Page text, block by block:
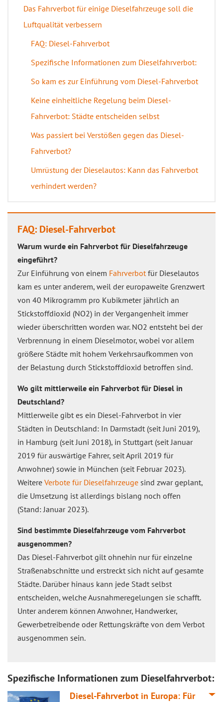
Das Fahrverbot für einige Dieselfahrzeuge soll die
Luftqualität verbessern
FAQ: Diesel-Fahrverbot
Spezifische Informationen zum Dieselfahrverbot:
So kam es zur Einführung vom Diesel-Fahrverbot
Keine einheitliche Regelung beim Diesel-
Fahrverbot: Städte entscheiden selbst
Was passiert bei Verstößen gegen das Diesel-
Fahrverbot?
Umrüstung der Dieselautos: Kann das Fahrverbot
verhindert werden?
FAQ: Diesel-Fahrverbot
Warum wurde ein Fahrverbot für Dieselfahrzeuge
eingeführt?
Zur Einführung von einem Fahrverbotfür Dieselautos
kam es unter anderem, weil der europaweite Grenzwert
von 40 Mikrogramm pro Kubikmeter jährlich an
Stickstoffdioxid (NO2) in der Vergangenheit immer
wieder überschritten worden war. NO2 entsteht bei der
Verbrennung in einem Dieselmotor, wobei vor allem
größere Städte mit hohem Verkehrsaufkommen von
der Belastung durch Stickstoffdioxid betroffen sind.
Wo gilt mittlerweile ein Fahrverbot für Diesel in
Deutschland?
Mittlerweile gibt es ein Diesel-Fahrverbot in vier
Städten in Deutschland: In Darmstadt (seit Juni 2019),
in Hamburg (seit Juni 2018), in Stuttgart (seit Januar
2019 für auswärtige Fahrer, seit April 2019 für
Anwohner) sowie in München (seit Februar 2023).
Weitere Verbote für Dieselfahrzeuge sind zwar geplant,
die Umsetzung ist allerdings bislang noch offen
(Stand: Januar 2023).
Sind bestimmte Dieselfahrzeuge vom Fahrverbot
ausgenommen?
Das Diesel-Fahrverbot gilt ohnehin nur für einzelne
Straßenabschnitte und erstreckt sich nicht auf gesamte
Städte. Darüber hinaus kann jede Stadt selbst
entscheiden, welche Ausnahmeregelungen sie schafft.
Unter anderem können Anwohner, Handwerker,
Gewerbetreibende oder Rettungskräfte von dem Verbot
ausgenommen sein.
Spezifische Informationen zum Dieselfahrverbot:
Diesel-Fahrverbot in Europa: Für